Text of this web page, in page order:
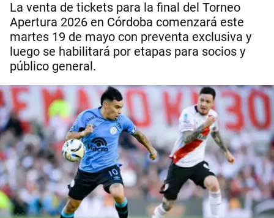
La venta de tickets para la final del Torneo
Apertura 2026 en Córdoba comenzará este
martes 19 de mayo con preventa exclusiva y
luego se habilitará por etapas para socios y
público general.